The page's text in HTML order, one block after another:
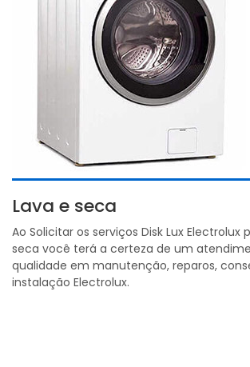
Lava e seca
Ao Solicitar os serviços Disk Lux Electrolux
seca você terá a certeza de um
qualidade em manutenção, reparos,
instalação Electrolux.